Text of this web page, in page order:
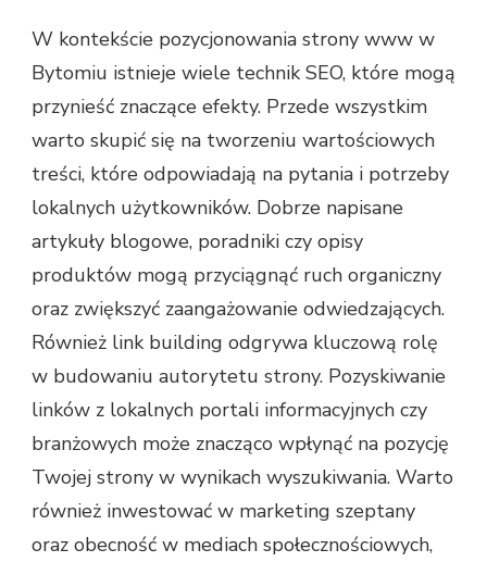
W kontekście pozycjonowania strony www w
Bytomiu istnieje wiele technik SEO, które mogą
przynieść znaczące efekty. Przede wszystkim
warto skupić się na tworzeniu wartościowych
treści, które odpowiadają na pytania i potrzeby
lokalnych użytkowników. Dobrze napisane
artykuły blogowe, poradniki czy opisy
produktów mogą przyciągnąć ruch organiczny
oraz zwiększyć zaangażowanie odwiedzających.
Również link building odgrywa kluczową rolę
w budowaniu autorytetu strony. Pozyskiwanie
linków z lokalnych portali informacyjnych czy
branżowych może znacząco wpłynąć na pozycję
Twojej strony w wynikach wyszukiwania. Warto
również inwestować w marketing szeptany
oraz obecność w mediach społecznościowych,